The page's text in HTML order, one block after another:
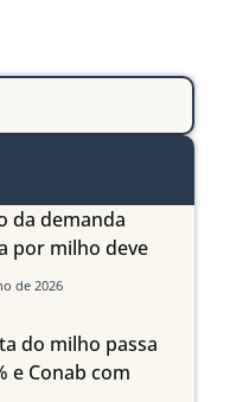
da demanda
por milho deve
aumento da
Grosso, aponta
de 2026
do milho passa
e Conab com